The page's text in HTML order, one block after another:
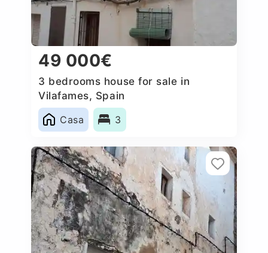
49 000€
3 bedrooms house for sale in
Vilafames, Spain
Casa
3